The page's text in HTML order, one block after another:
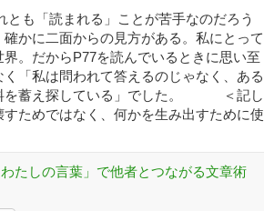
も「読まれる」ことが苦手なのだろう
かに二面からの見方がある。私にとって
。だからP77を読んでいるときに思い至
「私は問われて答えるのじゃなく、ある
料を蓄え探している」でした。 ＜記し
ためではなく、何かを生み出すために使
たしの言葉」で他者とつながる文章術